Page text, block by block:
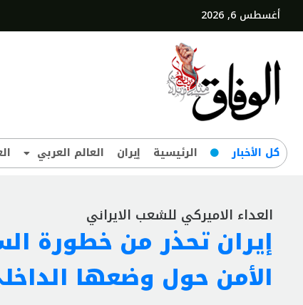
أغسطس 6, 2026
کل‌ الأخبار الرئيسية إيران العالم العربي
العداء الاميركي للشعب الايراني
إيران تحذر من خطورة
الأمن حول وضعها